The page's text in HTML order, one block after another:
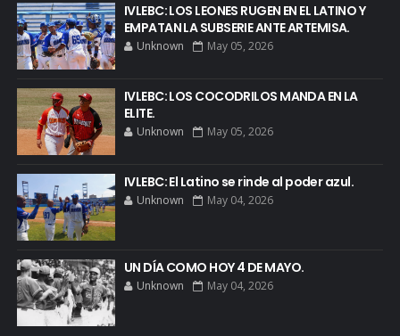
IVLEBC: LOS LEONES RUGEN EN EL LATINO Y
EMPATAN LA SUBSERIE ANTE ARTEMISA.
Unknown May 05, 2026
IVLEBC: LOS COCODRILOS MANDA EN LA
ELITE.
Unknown May 05, 2026
IVLEBC: El Latino se rinde al poder azul.
Unknown May 04, 2026
UN DÍA COMO HOY 4 DE MAYO.
Unknown May 04, 2026